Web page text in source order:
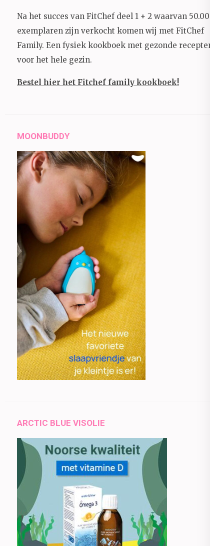
Na het succes van FitChef deel 1 + 2 waarvan 50.000+
exemplaren zijn verkocht komen wij met FitChef
Family. Een fysiek kookboek met gezonde recepten
voor het hele gezin.
Bestel hier het Fitchef family kookboek!
MOONBUDDY
ARCTIC BLUE VISOLIE